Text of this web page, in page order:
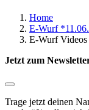
Home
E-Wurf
E-Wurf Videos
Jetzt zum
Trage jetzt deinen